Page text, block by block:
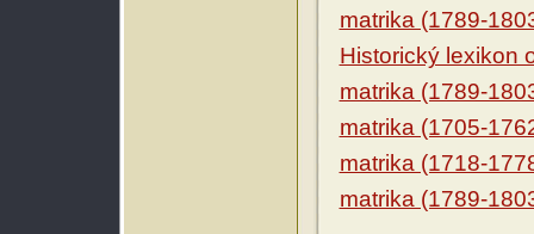
matrika (1789-
Historický lexikon
matrika (1789-
matrika (1705-
matrika (1718-
matrika (1789-